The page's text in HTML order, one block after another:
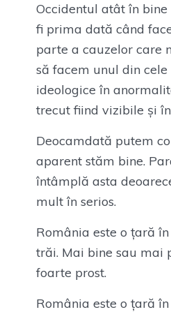
Occidentul atât în
fi prima dată când
parte a cauzelor care
să facem unul din
ideologice în
trecut fiind vizibile și
Deocamdată putem
aparent stăm bine.
întâmplă asta
mult în serios.
România este o țară
trăi. Mai bine sau mai
foarte prost.
România este o țară